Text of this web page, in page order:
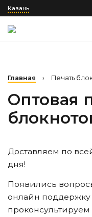
Казань
Главная › Печать
Оптовая
Доставляем по
дня!
Появились
онлайн